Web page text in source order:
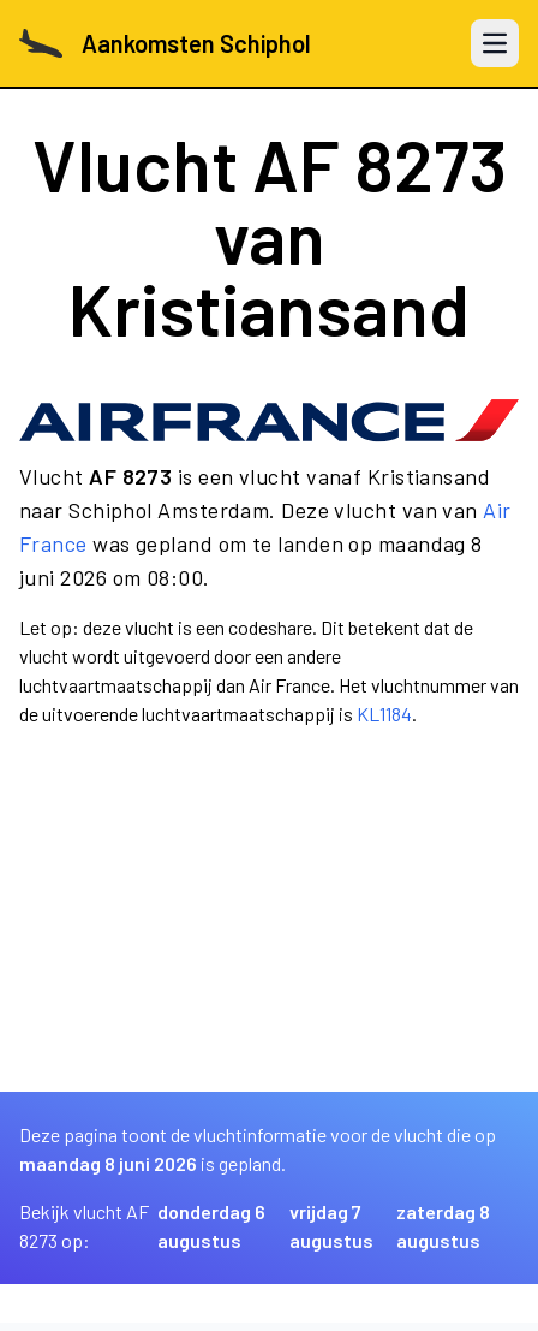
Aankomsten Schiphol Open
Vlucht AF 8273
van
Kristiansand
Vlucht AF 8273 is een vlucht vanaf Kristiansand
naar Schiphol Amsterdam. Deze vlucht van van Air
France was gepland om te landen op maandag 8
juni 2026 om 08:00.
Let op: deze vlucht is een codeshare. Dit betekent dat de
vlucht wordt uitgevoerd door een andere
luchtvaartmaatschappij dan Air France. Het vluchtnummer van
de uitvoerende luchtvaartmaatschappij is KL1184.
Deze pagina toont de vluchtinformatie voor de vlucht die op
maandag 8 juni 2026 is gepland.
Bekijk vlucht AF
8273 op:
donderdag 6
augustus
vrijdag 7
augustus
zaterdag 8
augustus